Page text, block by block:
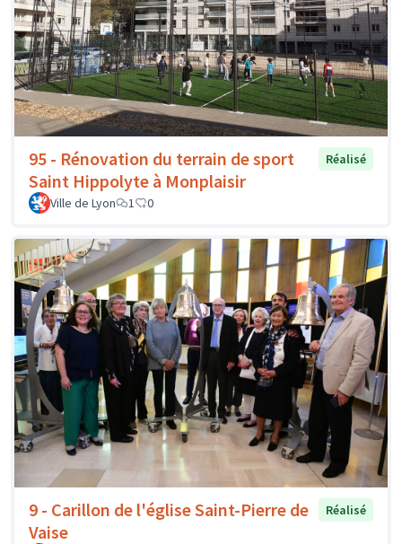
95 - Rénovation du terrain de sport
Saint Hippolyte à Monplaisir
Réalisé
Ville de Lyon 1 0
9 - Carillon de l'église Saint-Pierre de
Vaise
Réalisé